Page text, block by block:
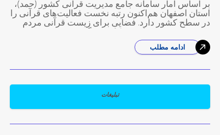
بر اساس آمار سامانه جامع مدیریت قرآنی کشور (حمد)،
استان اصفهان هم‌اکنون رتبه نخست فعالیت‌های قرآنی را
در سطح کشور دارد. فضایی برای زیست قرآنی مردم
ادامه مطلب
تبلیغات